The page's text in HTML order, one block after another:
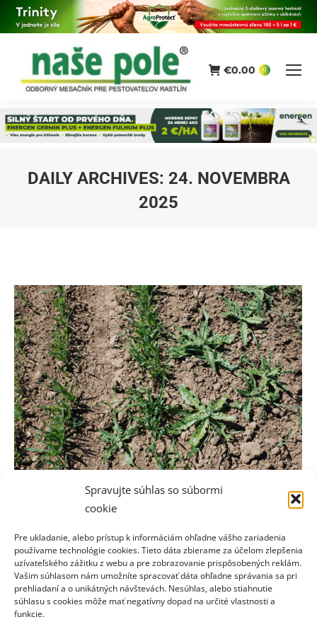
Spravujte súhlas so súbormi
cookie
Pre ukladanie, alebo prístup k informáciám ohľadne vášho zariadenia
používame technológie cookies. Tieto dáta zbierame za účelom zlepšenia
uzívateľského zážitku z webu a pre zobrazovanie prispôsobených reklám.
Vašim súhlasom nám umožníte spracovať dáta ohľadne správania sa pri
prehliadaní a o unikátných návštevách. Nesúhlas, alebo stiahnutie
súhlasu s cookies môže mať negatívny dopad na určité vlastnosti a
funkcie.
€0.00 0
DAILY ARCHIVES: 24. NOVEMBRA
2025
Šetrný spôsob, ako dostať trváce
Buriny ,Spravodajstvo,Technika 24. novembra 2025
Trváce buriny patria k najväčším prekážkam
modernej rastlinnej výroby. Pýr plazivý a pichliač
roľný majú silné koreňové systémy a dokážu prežívať